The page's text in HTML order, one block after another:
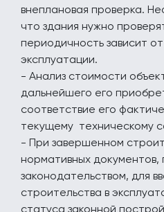
внеплановая проверка.
что здания нужно
периодичность зависит
эксплуатации.
- Анализ стоимости
дальнейшего его
соответствие его
текущему техническому
- При завершенном
нормативных
законодательством, для
строительства в
статуса законной